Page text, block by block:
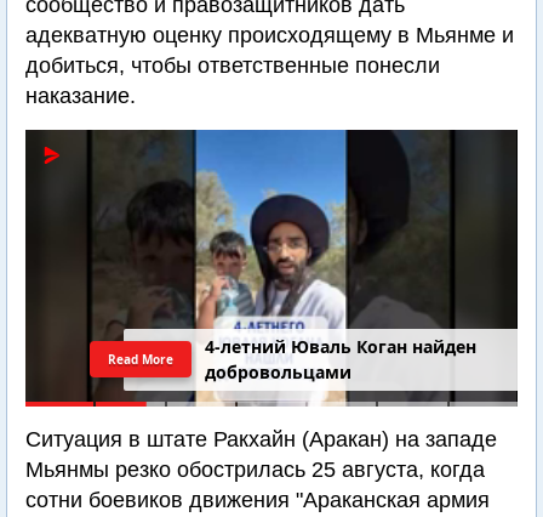
сообщество и правозащитников дать
адекватную оценку происходящему в Мьянме и
добиться, чтобы ответственные понесли
наказание.
4-летний Юваль Коган найден
добровольцами
Read More
Ситуация в штате Ракхайн (Аракан) на западе
Мьянмы резко обострилась 25 августа, когда
сотни боевиков движения "Араканская армия